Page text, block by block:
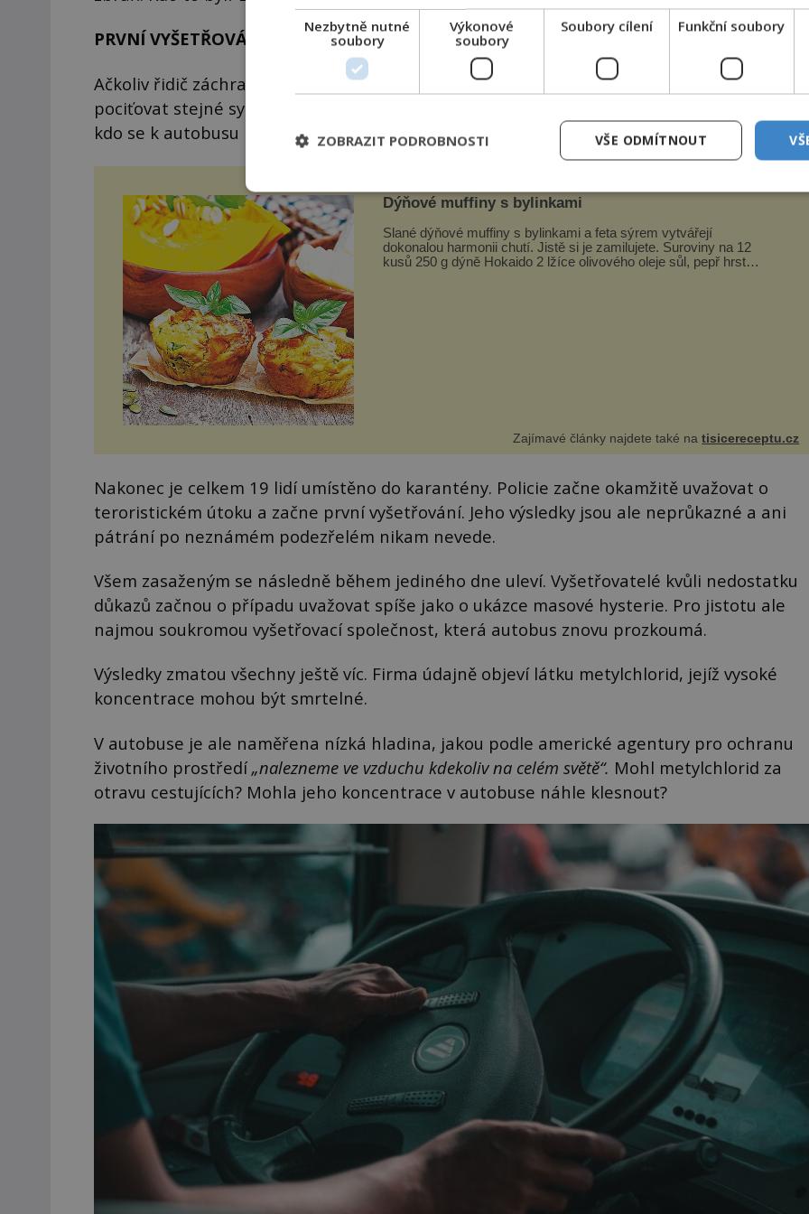
PRVNÍ VYŠETŘOVÁNÍ
Ačkoliv řidič záchranáře varuje, první dva, kteří se na místo dostaví, začnou záhy
pociťovat stejné symptomy jako cestující. Během prvních několika hodin onemocní každý,
kdo se k autobusu přiblíží, včetně novinářů!
Dýňové muffiny s bylinkami
Slané dýňové muffiny s bylinkami a feta sýrem vytvářejí
dokonalou harmonii chutí. Jistě si je zamilujete. Suroviny na 12
kusů 250 g dýně Hokaido 2 lžíce olivového oleje sůl, pepř hrst
Zajímavé články najdete také natisicereceptu.cz
Nakonec je celkem 19 lidí umístěno do karantény. Policie začne okamžitě uvažovat o
teroristickém útoku a začne první vyšetřování. Jeho výsledky jsou ale neprůkazné a ani
pátrání po neznámém podezřelém nikam nevede.
Všem zasaženým se následně během jediného dne uleví. Vyšetřovatelé kvůli nedostatku
důkazů začnou o případu uvažovat spíše jako o ukázce masové hysterie. Pro jistotu ale
najmou soukromou vyšetřovací společnost, která autobus znovu prozkoumá.
Výsledky zmatou všechny ještě víc. Firma údajně objeví látku metylchlorid, jejíž vysoké
koncentrace mohou být smrtelné.
V autobuse je ale naměřena nízká hladina, jakou podle americké agentury pro ochranu
životního prostředí „nalezneme ve vzduchu kdekoliv na celém světě“. Mohl metylchlorid za
otravu cestujících? Mohla jeho koncentrace v autobuse náhle klesnout?
Nezbytně nutné
soubory
Výkonové
soubory
Soubory cílení Funkční soubory
VŠE ODMÍTNOUT
ZOBRAZIT PODROBNOSTI